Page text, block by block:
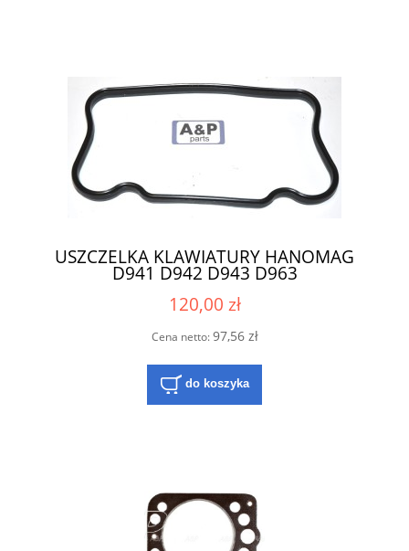
USZCZELKA KLAWIATURY HANOMAG
D941 D942 D943 D963
120,00 zł
Cena netto:97,56 zł
do koszyka